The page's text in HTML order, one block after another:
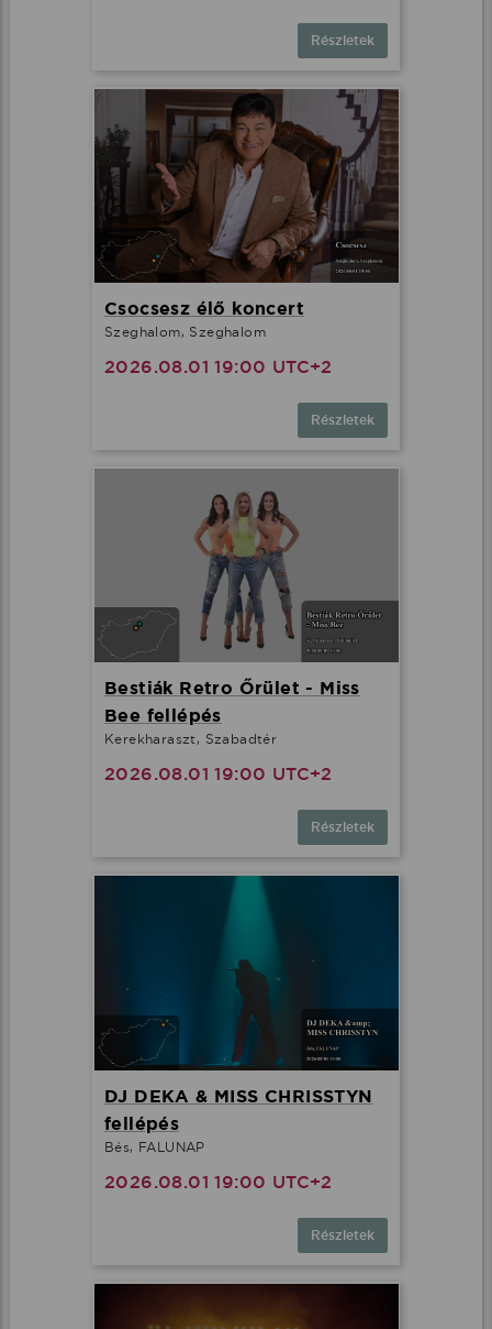
Részletek
Csocsesz élő koncert
Szeghalom, Szeghalom
2026.08.01 19:00 UTC+2
Részletek
Bestiák Retro Őrület - Miss
Bee fellépés
Kerekharaszt, Szabadtér
2026.08.01 19:00 UTC+2
Részletek
DJ DEKA & MISS CHRISSTYN
fellépés
Bés, FALUNAP
2026.08.01 19:00 UTC+2
Részletek